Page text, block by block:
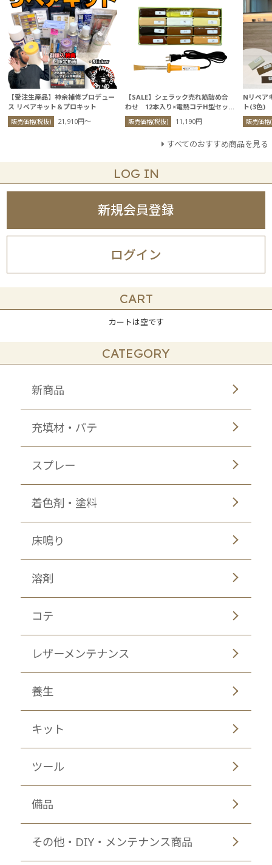
【受注生産品】神余補修プロデュー
ス リペアキット＆プロキット
販売価格(税抜) 21,910円〜
【SALE】シェラック売れ筋詰め合
わせ 12本入り×電熱コテH型セッ
ト
販売価格(税抜) 11,190円
Nリペア
ト(3色)
販売価格
すべてのおすすめ商品を見る
LOG IN
ログイン
新規会員登録
CART
カートは空です
CATEGORY
新商品
充填材・パテ
スプレー
着色剤・塗料
床鳴り
溶剤
コテ
レザーメンテナンス
養生
キット
ツール
備品
その他・DIY・メンテナンス商品